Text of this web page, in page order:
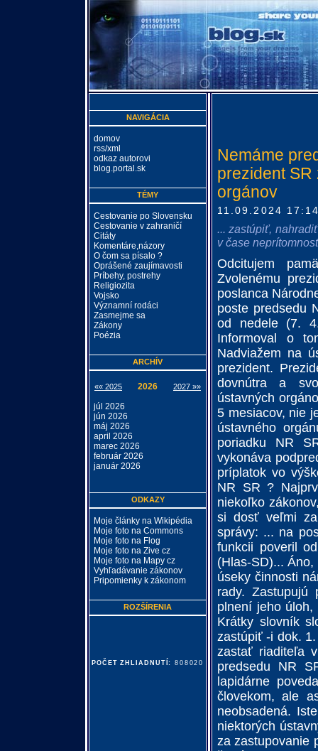
Nemáme
prezident
orgánov
11.09.2024
... zastúpiť,
v čase
Odcitujem
Zvolenému
poslanca
poste predsedu
od nedele (7.
Informoval o
Nadviažem na
prezident.
dovnútra a
ústavných
5 mesiacov, nie
ústavného
poriadku NR
vykonáva
príplatok vo
NR SR ?
niekoľko
si dosť veľmi
správy: ... na
funkcii poveril
(Hlas-SD)...
úseky činnosti
rady.
plnení jeho
Krátky slovník
zastúpiť -i dok.
zastať riaditeľa
predsedu NR
lapidárne
človekom, ale
neobsadená.
niektorých
za zastupovanie
NAVIGÁCIA
domov
rss/xml
odkaz autorovi
blog.portal.sk
TÉMY
Cestovanie po Slovensku
Cestovanie v zahraničí
Citáty
Komentáre,názory
O čom sa písalo ?
Oprášené zaujímavosti
Príbehy, postrehy
Religiozita
Vojsko
Významní rodáci
Zasmejme sa
Zákony
Poézia
ARCHÍV
«« 2025 2026 2027 »»
júl 2026
jún 2026
máj 2026
april 2026
marec 2026
február 2026
január 2026
ODKAZY
Moje články na Wikipédia
Moje foto na Commons
Moje foto na Flog
Moje foto na Zive cz
Moje foto na Mapy cz
Vyhľadávanie zákonov
Pripomienky k zákonom
ROZŠÍRENIA
POČET ZHLIADNUTÍ: 808020